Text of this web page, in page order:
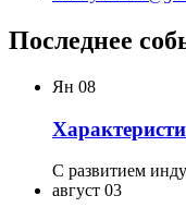
Последнее
Ян 08
С развитием
август 03